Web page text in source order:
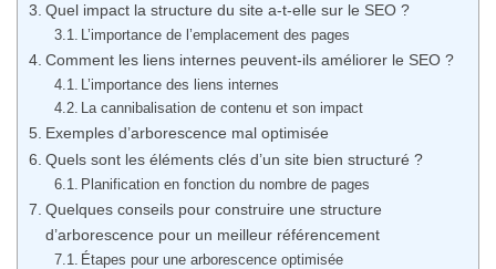
Quel impact la structure du site a-t-elle sur le SEO ?
L’importance de l’emplacement des pages
Comment les liens internes peuvent-ils améliorer le SEO ?
L’importance des liens internes
La cannibalisation de contenu et son impact
Exemples d’arborescence mal optimisée
Quels sont les éléments clés d’un site bien structuré ?
Planification en fonction du nombre de pages
Quelques conseils pour construire une structure
d’arborescence pour un meilleur référencement
Étapes pour une arborescence optimisée